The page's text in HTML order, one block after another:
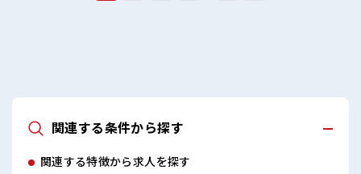
関連する条件から探す
関連する特徴から求人を探す